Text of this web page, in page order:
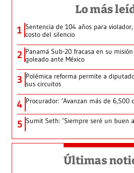
Lo más
1 Sentencia de 104 años para
costo del silencio
2 Panamá Sub-20 fracasa en su
goleado ante México
3 Polémica reforma permite a
sus circuitos
4 Procurador: ‘Avanzan más de 6,500
5 Sumit Seth: ‘Siempre seré un buen
Últimas